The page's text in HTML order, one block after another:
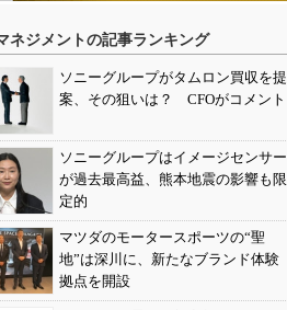
ネジメントの記事ランキング
ソニーグループがタムロン買収を提
案、その狙いは？ CFOがコメント
ソニーグループはイメージセンサー
が過去最高益、熊本地震の影響も限
定的
マツダのモータースポーツの“聖
地”は深川に、新たなブランド体験
拠点を開設